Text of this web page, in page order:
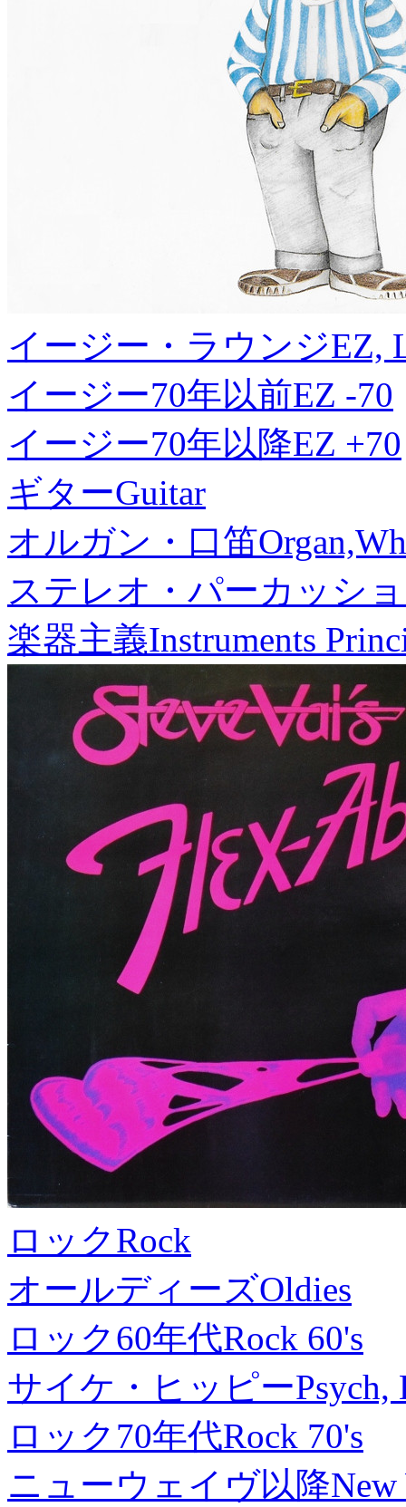
イージー・ラウンジEZ,
イージー70年以前EZ -70
イージー70年以降EZ +70
ギターGuitar
オルガン・口笛
ステレオ・パーカッシ
楽器主義Instruments
ロックRock
オールディーズOldies
ロック60年代Rock 60's
サイケ・ヒッピーPsych,
ロック70年代Rock 70's
ニューウェイヴ以降New